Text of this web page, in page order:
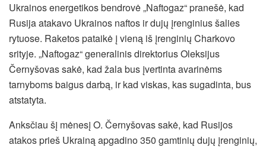
Ukrainos energetikos bendrovė „Naftogaz“ pranešė, kad
Rusija atakavo Ukrainos naftos ir dujų įrenginius šalies
rytuose. Raketos pataikė į vieną iš įrenginių Charkovo
srityje. „Naftogaz“ generalinis direktorius Oleksijus
Černyšovas sakė, kad žala bus įvertinta avarinėms
tarnyboms baigus darbą, ir kad viskas, kas sugadinta, bus
atstatyta.
Anksčiau šį mėnesį O. Černyšovas sakė, kad Rusijos
atakos prieš Ukrainą apgadino 350 gamtinių dujų įrenginių,